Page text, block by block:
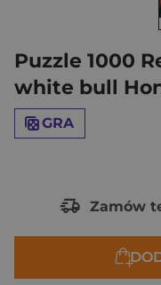
Puzzle 1000
white bull
GRA
Zamów